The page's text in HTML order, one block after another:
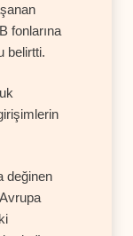
fonlarına
belirtti.
değinen